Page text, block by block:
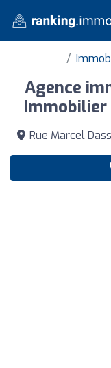
Agence
Rue Marcel